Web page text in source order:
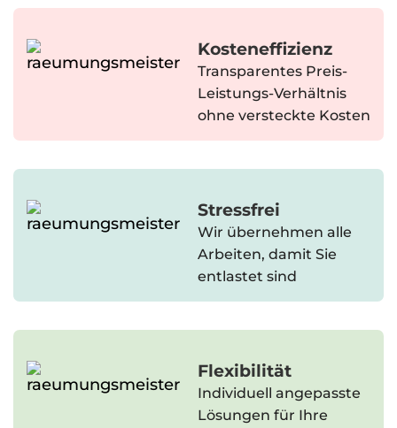
Kosteneffizienz
Transparentes Preis-
Leistungs-Verhältnis
ohne versteckte Kosten
Stressfrei
Wir übernehmen alle
Arbeiten, damit Sie
entlastet sind
Flexibilität
Individuell angepasste
Lösungen für Ihre